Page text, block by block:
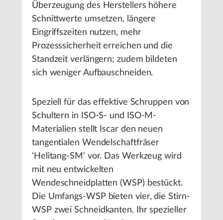
Überzeugung des Herstellers höhere
Schnittwerte umsetzen, längere
Eingriffszeiten nutzen, mehr
Prozesssicherheit erreichen und die
Standzeit verlängern; zudem bildeten
sich weniger Aufbauschneiden.
Speziell für das effektive Schruppen von
Schultern in ISO-S- und ISO-M-
Materialien stellt Iscar den neuen
tangentialen Wendelschaftfräser
‘Helitang-SM‘ vor. Das Werkzeug wird
mit neu entwickelten
Wendeschneidplatten (WSP) bestückt.
Die Umfangs-WSP bieten vier, die Stirn-
WSP zwei Schneidkanten. Ihr spezieller